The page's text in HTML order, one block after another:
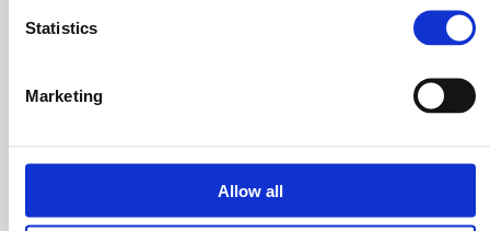
Statistics
Marketing
Allow all
Quali sono i vantaggi del coaching interno
i principali vantaggi del coaching interno, un
investimento che non potrà che condurre a importanti